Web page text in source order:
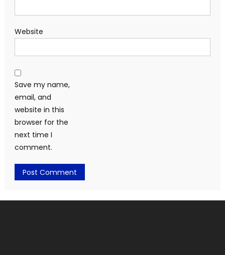
Website
Save my name,
email, and
website in this
browser for the
next time I
comment.